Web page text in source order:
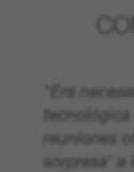
"Era
reuniones
sorpresa' a